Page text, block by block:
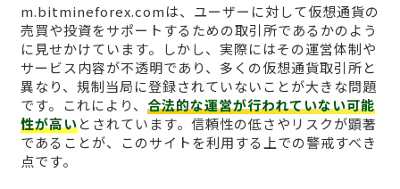
m.bitmineforex.comは、ユーザーに対して仮想通貨の
売買や投資をサポートするための取引所であるかのよう
に見せかけています。しかし、実際にはその運営体制や
サービス内容が不透明であり、多くの仮想通貨取引所と
異なり、規制当局に登録されていないことが大きな問題
です。これにより、 合法的な運営が行われていない可能
性が高いとされています。信頼性の低さやリスクが顕著
であることが、このサイトを利用する上での警戒すべき
点です。